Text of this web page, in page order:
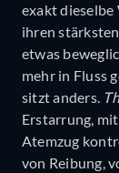
exakt
ihren
etwas
mehr in Fluss
sitzt anders.
Erstarrung,
Atemzug
von Reibung,